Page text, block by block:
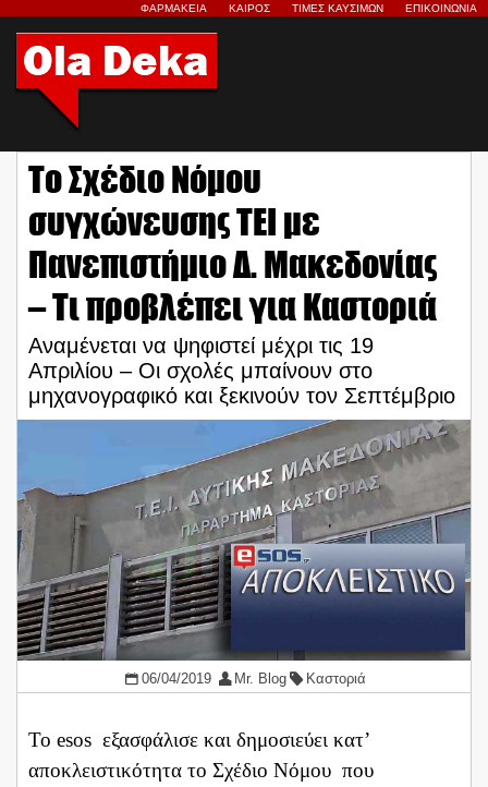
ΦΑΡΜΑΚΕΙΑ ΚΑΙΡΟΣ ΤΙΜΕΣ ΚΑΥΣΙΜΩΝ ΕΠΙΚΟΙΝΩΝΙΑ
Το Σχέδιο Νόμου
συγχώνευσης ΤΕΙ με
Πανεπιστήμιο Δ. Μακεδονίας
– Τι προβλέπει για Καστοριά
Αναμένεται να ψηφιστεί μέχρι τις 19
Απριλίου – Οι σχολές μπαίνουν στο
μηχανογραφικό και ξεκινούν τον Σεπτέμβριο
06/04/2019 Mr. Blog Καστοριά
Το esos εξασφάλισε και δημοσιεύει κατ’
αποκλειστικότητα το Σχέδιο Νόμου που